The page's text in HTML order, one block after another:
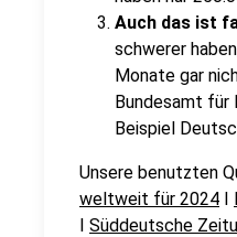
Auch das ist
schwerer
Monate gar
Bundesamt für
Beispiel
Unsere benutzten
weltweit für 2024 I
I Süddeutsche